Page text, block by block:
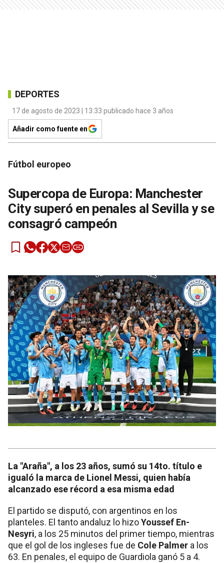
DEPORTES
17 de agosto de 2023 | 13:33 publicado hace 3 años
Añadir como fuente en
Fútbol europeo
Supercopa de Europa: Manchester
City superó en penales al Sevilla y se
consagró campeón
La "Araña", a los 23 años, sumó su 14to. título e
igualó la marca de Lionel Messi, quien había
alcanzado ese récord a esa misma edad
El partido se disputó, con argentinos en los
planteles. El tanto andaluz lo hizoYoussef En-
Nesyri, a los 25 minutos del primer tiempo, mientras
que el gol de los ingleses fue de Cole Palmer a los
63. En penales, el equipo de Guardiola ganó 5 a 4.